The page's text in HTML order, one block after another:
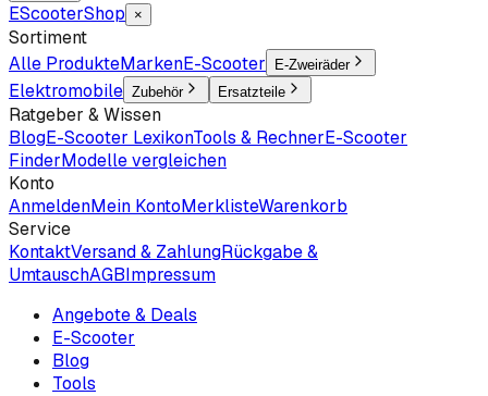
EScooterShop ×
Sortiment
Alle ProdukteMarkenE-Scooter E-Zweiräder
Elektromobile Zubehör Ersatzteile
Ratgeber & Wissen
BlogE-Scooter LexikonTools & RechnerE-Scooter
FinderModelle vergleichen
Konto
AnmeldenMein KontoMerklisteWarenkorb
Service
KontaktVersand & ZahlungRückgabe &
UmtauschAGBImpressum
Angebote & Deals
E-Scooter
Blog
Tools